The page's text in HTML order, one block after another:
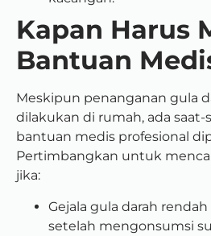
Kapan Harus
Bantuan
Meskipun penanganan gula
dilakukan di rumah, ada saat-
bantuan medis profesional
Pertimbangkan untuk
jika:
Gejala gula darah
setelah mengonsumsi